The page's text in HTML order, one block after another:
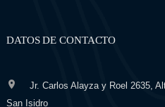
DATOS DE CONTACTO
Jr. Carlos Alayza y Roel 2635,
San Isidro